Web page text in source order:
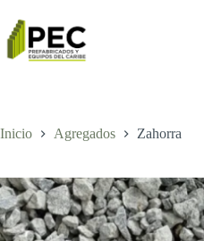
Inicio Agregados Zahorra